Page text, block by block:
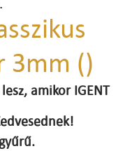
3mm ()
amikor IGENT